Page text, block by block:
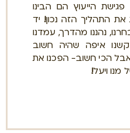
הייעוץ הם הבינו
התהליך הזה נכון! יד
נהננו מהדרך, עמדנו
איפה שהיה חשוב
הכי חשוב- הפכנו את
מנו ויעל!